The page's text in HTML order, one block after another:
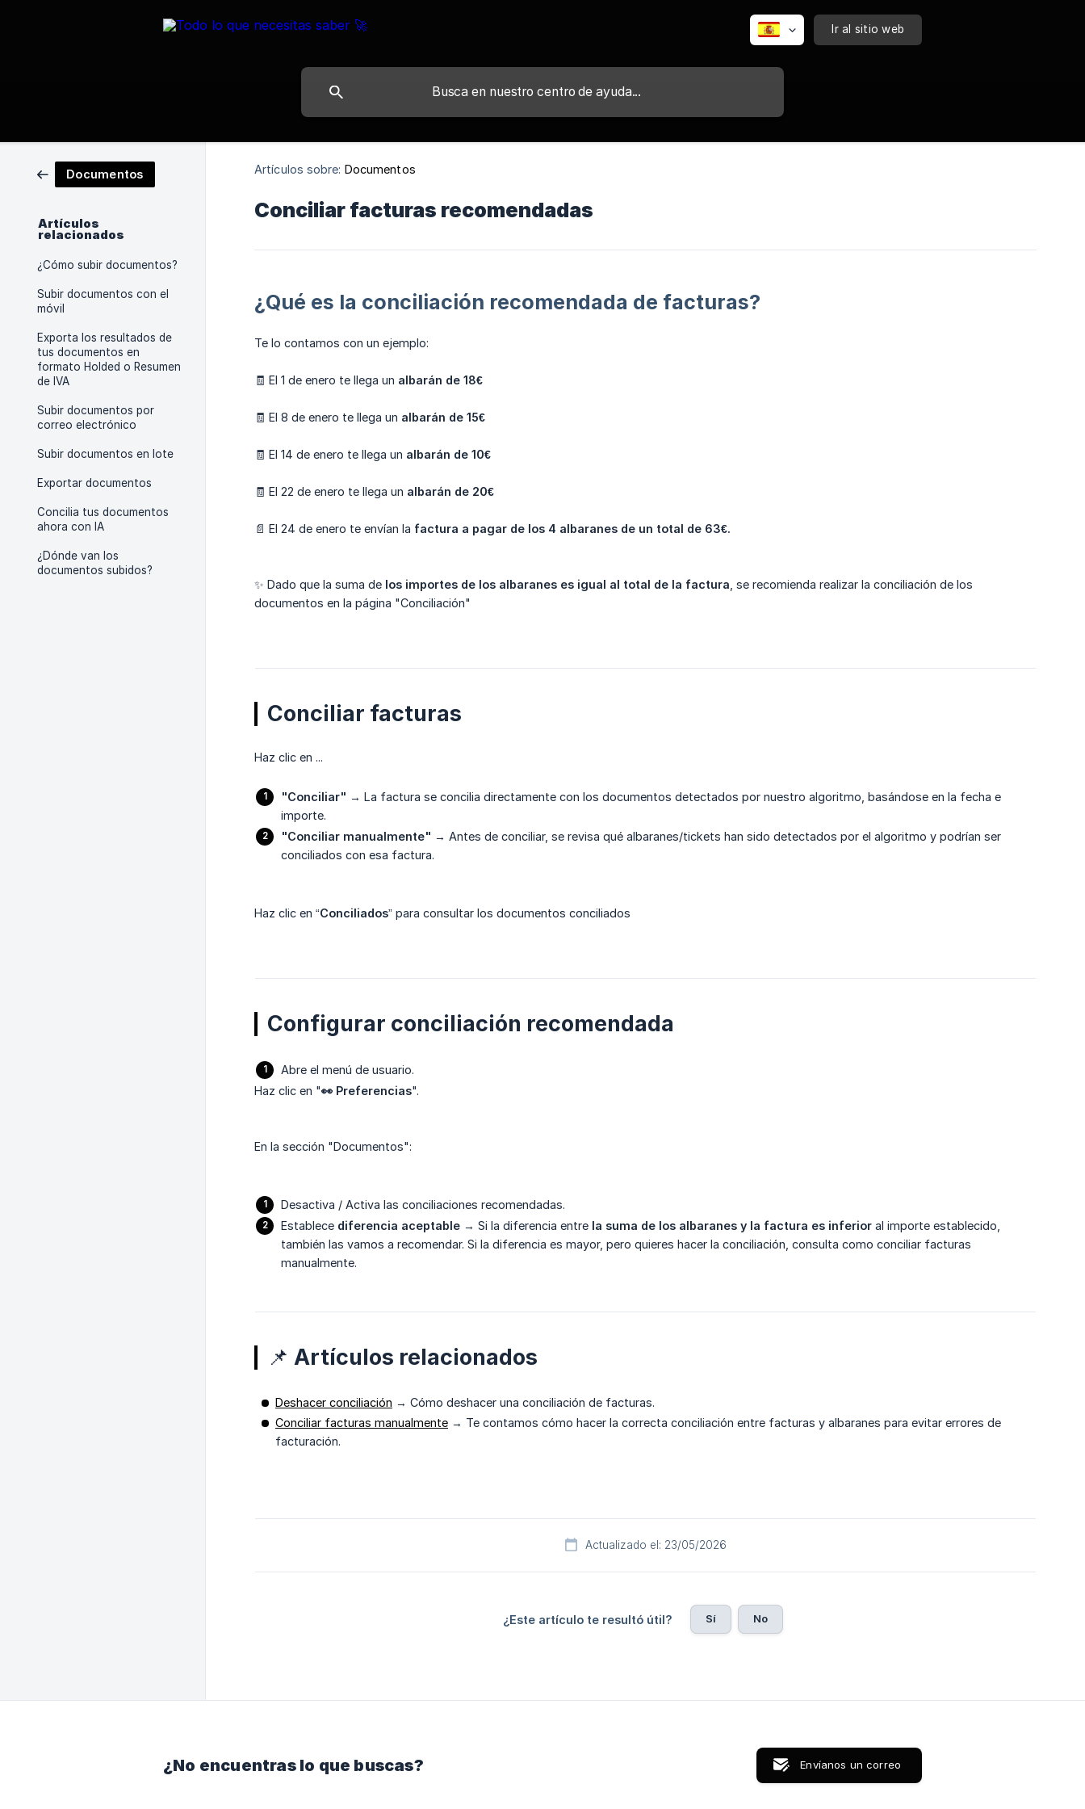
Ir al sitio web
Documentos
Artículos
relacionados
¿Cómo subir documentos?
Subir documentos con el
móvil
Exporta los resultados de
tus documentos en
formato Holded o Resumen
de IVA
Subir documentos por
correo electrónico
Subir documentos en lote
Exportar documentos
Concilia tus documentos
ahora con IA
¿Dónde van los
documentos subidos?
Artículos sobre: Documentos
Conciliar facturas recomendadas
¿Qué es la conciliación recomendada de facturas?
Te lo contamos con un ejemplo:
🧾 El 1 de enero te llega un albarán de 18€
🧾 El 8 de enero te llega un albarán de 15€
🧾 El 14 de enero te llega un albarán de 10€
🧾 El 22 de enero te llega un albarán de 20€
📄 El 24 de enero te envían la factura a pagar de los 4 albaranes de un total de 63€.
✨ Dado que la suma de los importes de los albaranes es igual al total de la factura , se recomienda realizar la conciliación de los
documentos en la página "Conciliación"
Conciliar facturas
Haz clic en ...
"Conciliar" → La factura se concilia directamente con los documentos detectados por nuestro algoritmo, basándose en la fecha e
importe.
"Conciliar manualmente" → Antes de conciliar, se revisa qué albaranes/tickets han sido detectados por el algoritmo y podrían ser
conciliados con esa factura.
Haz clic en “Conciliados” para consultar los documentos conciliados
Configurar conciliación recomendada
Abre el menú de usuario.
Haz clic en "👀 Preferencias".
En la sección "Documentos":
Desactiva / Activa las conciliaciones recomendadas.
Establece diferencia aceptable → Si la diferencia entre la suma de los albaranes y la factura es inferior al importe establecido,
también las vamos a recomendar. Si la diferencia es mayor, pero quieres hacer la conciliación, consulta como conciliar facturas
manualmente.
📌 Artículos relacionados
Deshacer conciliación → Cómo deshacer una conciliación de facturas.
Conciliar facturas manualmente → Te contamos cómo hacer la correcta conciliación entre facturas y albaranes para evitar errores de
facturación.
Actualizado el: 23/05/2026
¿Este artículo te resultó útil? Sí No
¿No encuentras lo que buscas? Envíanos un correo